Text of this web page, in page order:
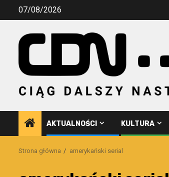
Przejdź07/08/2026
AKTUALNOŚCI KULTURA
Strona główna amerykański serial